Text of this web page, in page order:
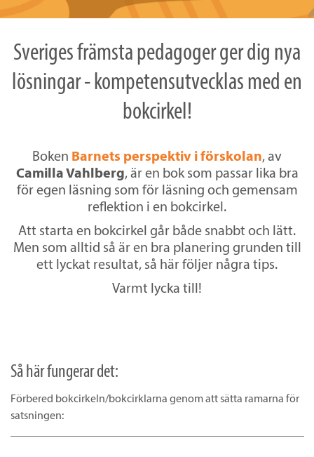
Sveriges främsta pedagoger ger dig nya
lösningar - kompetensutvecklas med en
bokcirkel!
Boken Barnets perspektiv i förskolan, av
Camilla Vahlberg, är en bok som passar lika bra
för egen läsning som för läsning och gemensam
reflektion i en bokcirkel.
Att starta en bokcirkel går både snabbt och lätt.
Men som alltid så är en bra planering grunden till
ett lyckat resultat, så här följer några tips.
Varmt lycka till!
Så här fungerar det:
Förbered bokcirkeln/bokcirklarna genom att sätta ramarna för
satsningen: